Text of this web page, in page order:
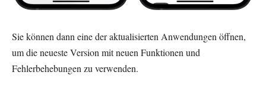
Sie können dann eine der aktualisierten Anwendungen öffnen,
um die neueste Version mit neuen Funktionen und
Fehlerbehebungen zu verwenden.